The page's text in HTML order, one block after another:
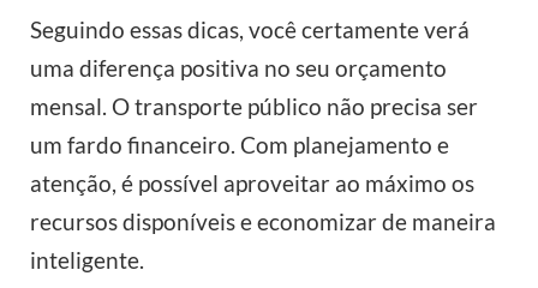
Seguindo essas dicas, você certamente verá
uma diferença positiva no seu orçamento
mensal. O transporte público não precisa ser
um fardo financeiro. Com planejamento e
atenção, é possível aproveitar ao máximo os
recursos disponíveis e economizar de maneira
inteligente.